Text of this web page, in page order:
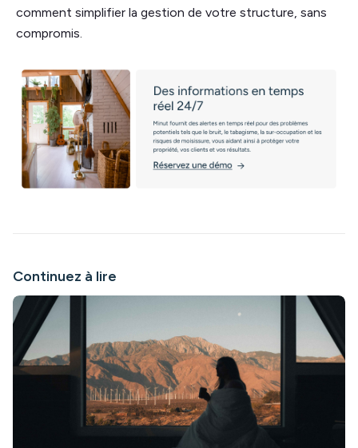
comment simplifier la gestion de votre structure, sans
compromis.
Continuez à lire